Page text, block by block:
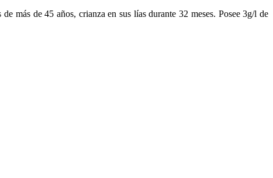
más de 45 años, crianza en sus lías durante 32 meses. Posee 3g/l de